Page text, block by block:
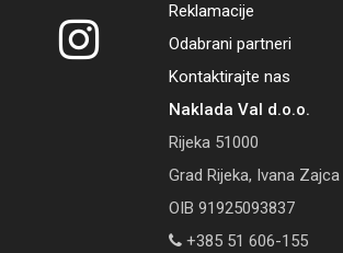
Reklamacije
Odabrani partneri
Kontaktirajte nas
Naklada Val d.o.o.
Rijeka 51000
Grad Rijeka, Ivana
OIB 91925093837
+385 51 606-155